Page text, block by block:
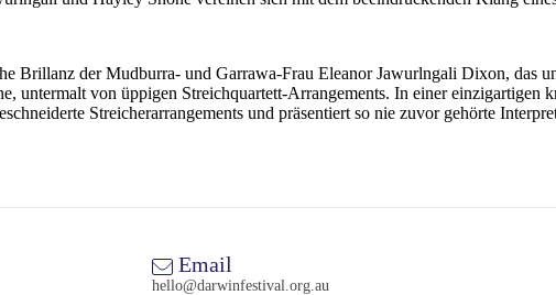
Brillanz der Mudburra- und Garrawa-Frau Eleanor Jawurlngali Dixon,
untermalt von üppigen Streichquartett-Arrangements. In einer
Streicherarrangements und präsentiert so nie zuvor gehörte
Email
hello@darwinfestival.org.au